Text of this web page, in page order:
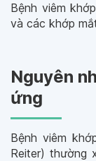
Bệnh viêm
và các khớp
Nguyên
ứng
Bệnh viêm
Reiter) thường